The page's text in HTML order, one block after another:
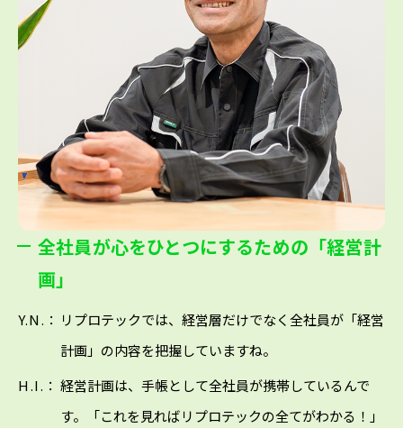
全社員が心をひとつにするための「経営計
画」
Y.N.： リプロテックでは、経営層だけでなく全社員が「経営
計画」の内容を把握していますね。
H.I.： 経営計画は、手帳として全社員が携帯しているんで
す。「これを見ればリプロテックの全てがわかる！」